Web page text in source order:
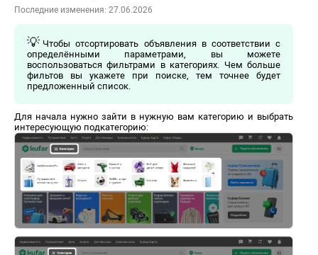
Последние изменения: 27.06.2026
💡 Чтобы отсортировать объявления в соответствии с
определёнными параметрами, вы можете
воспользоваться фильтрами в категориях. Чем больше
фильтов вы укажете при поиске, тем точнее будет
предложенный список.
Для начала нужно зайти в нужную вам категорию и выбрать
интересующую подкатегорию: